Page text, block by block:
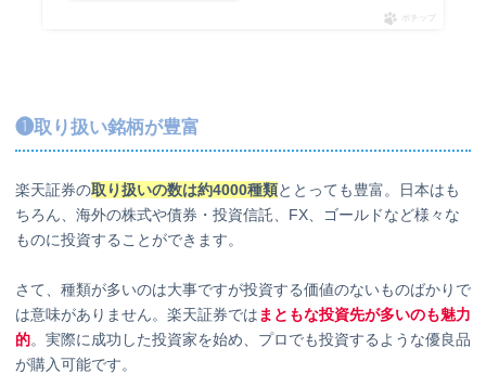
ポチップ
❶取り扱い銘柄が豊富
楽天証券の取り扱いの数は約4000種類ととっても豊富。日本はも
ちろん、海外の株式や債券・投資信託、FX、ゴールドなど様々な
ものに投資することができます。
さて、種類が多いのは大事ですが投資する価値のないものばかりで
は意味がありません。楽天証券では まともな投資先が多いのも魅力
的。実際に成功した投資家を始め、プロでも投資するような優良品
が購入可能です。